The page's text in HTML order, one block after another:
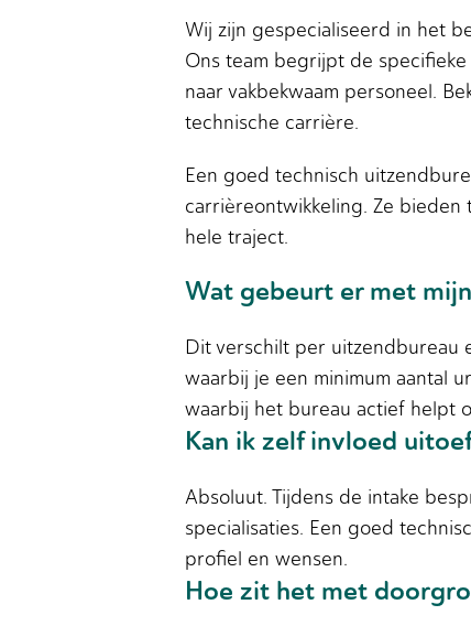
Wij zijn gespecialiseerd in het
Ons team begrijpt de
naar vakbekwaam personeel.
technische carrière.
Een goed technisch
carrièreontwikkeling. Ze
hele traject.
Wat gebeurt er met
Dit verschilt per uitzendbureau
waarbij je een minimum aantal
waarbij het bureau actief helpt
Kan ik zelf invloed
Absoluut. Tijdens de intake
specialisaties. Een goed
profiel en wensen.
Hoe zit het met